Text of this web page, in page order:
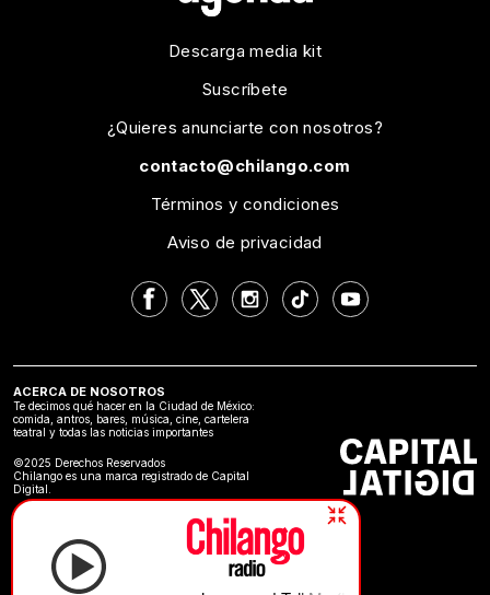
Descarga media kit
Suscríbete
¿Quieres anunciarte con nosotros?
contacto@chilango.com
Términos y condiciones
Aviso de privacidad
ACERCA DE NOSOTROS
Te decimos qué hacer en la Ciudad de México:
comida, antros, bares, música, cine, cartelera
teatral y todas las noticias importantes
©2025 Derechos Reservados
Chilango es una marca registrado de Capital
Digital.